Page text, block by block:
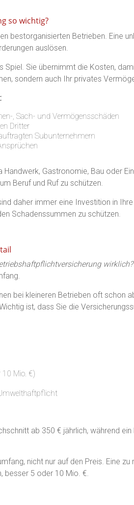
so wichtig?
bestorganisierten Betrieben. Eine
auslösen.
Sie übernimmt die Kosten,
sondern auch Ihr privates
, Sach- und Vermögensschäden
Dritter
Subunternehmern
Gastronomie, Bau oder
Beruf und Ruf zu schützen.
daher immer eine Investition in
Schadenssummen zu schützen.
wirklich?
bei kleineren Betrieben oft schon
ist, dass Sie die
Mio. €)
ab 350 € jährlich, während
nicht nur auf den Preis. Eine
besser 5 oder 10 Mio. €.